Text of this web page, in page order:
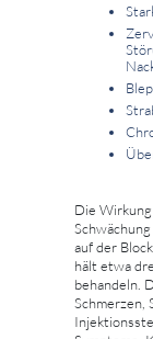
Die
auf der
hält etwa
behandeln.
Schmerzen,